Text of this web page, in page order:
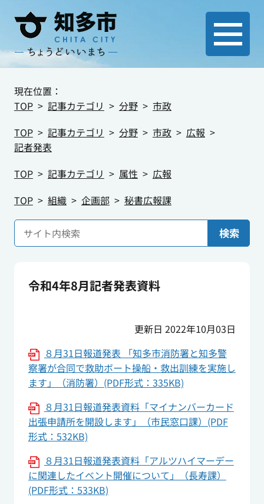
現在位置：
TOP
記事カテゴリ 分野
市政
TOP
記事カテゴリ 分野 市政
広報
記者発表
TOP
記事カテゴリ 属性
広報
TOP
組織 企画部 秘書広報課
検索
令和4年8月記者発表資料
更新日 2022年10月03日
８月31日報道発表 「知多市消防署と知多警
察署が合同で救助ボート操船・救出訓練を実施し
ます」（消防署）(PDF形式：335KB)
８月31日報道発表資料「マイナンバーカード
出張申請所を開設します」（市民窓口課）(PDF
形式：532KB)
８月31日報道発表資料「アルツハイマーデー
に関連したイベント開催について」（長寿課）
(PDF形式：533KB)